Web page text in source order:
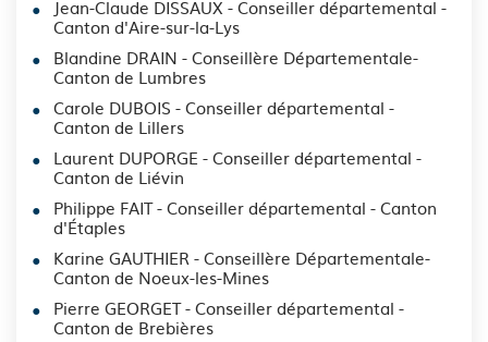
Jean-Claude DISSAUX - Conseiller départemental -
Canton d'Aire-sur-la-Lys
Blandine DRAIN - Conseillère Départementale-
Canton de Lumbres
Carole DUBOIS - Conseiller départemental -
Canton de Lillers
Laurent DUPORGE - Conseiller départemental -
Canton de Liévin
Philippe FAIT - Conseiller départemental - Canton
d'Étaples
Karine GAUTHIER - Conseillère Départementale-
Canton de Noeux-les-Mines
Pierre GEORGET - Conseiller départemental -
Canton de Brebières